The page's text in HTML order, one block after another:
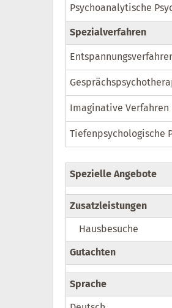
Psychoanalytische
Spezialverfahren
Imaginative Verfahren
Tiefenpsychologische
Spezielle Angebote
Zusatzleistungen
Hausbesuche
Gutachten
Sprache